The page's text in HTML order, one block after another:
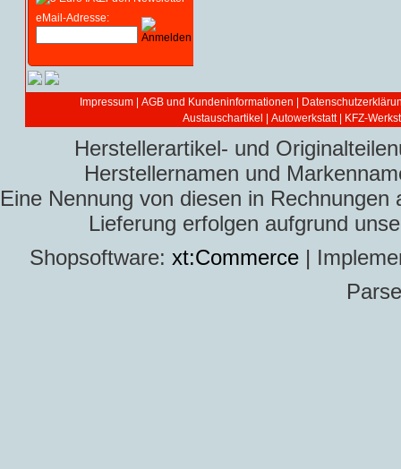
eMail-Adresse:
Impressum AGB und Kundeninformationen
Austauschartikel
Autowerkstatt | KFZ-
Herstellerartikel- und
Herstellernamen und
Eine Nennung von diesen in
Lieferung erfolgen aufgrund
Shopsoftware: xt:Commerce |